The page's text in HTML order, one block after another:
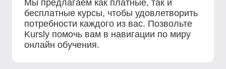
Мы предлагаем как платные, так и
бесплатные курсы, чтобы удовлетворить
потребности каждого из вас. Позвольте
Kursly помочь вам в навигации по миру
онлайн обучения.